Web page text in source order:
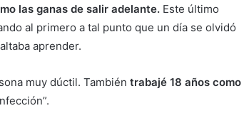
las ganas de salir adelante. Este último
al primero a tal punto que un día se olvidó
aprender.
muy dúctil. Tambiéntrabajé 18 años como